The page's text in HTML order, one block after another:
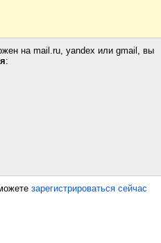
на mail.ru, yandex или gmail, вы
:
зарегистрироваться сейчас